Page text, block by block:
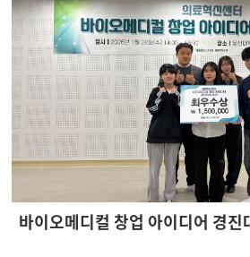
바이오메디컬 창업 아이디어 경진